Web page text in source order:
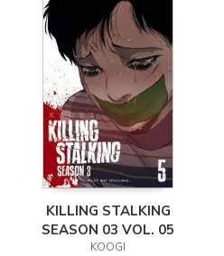
KILLING STALKING
SEASON 03 VOL. 05
KOOGI